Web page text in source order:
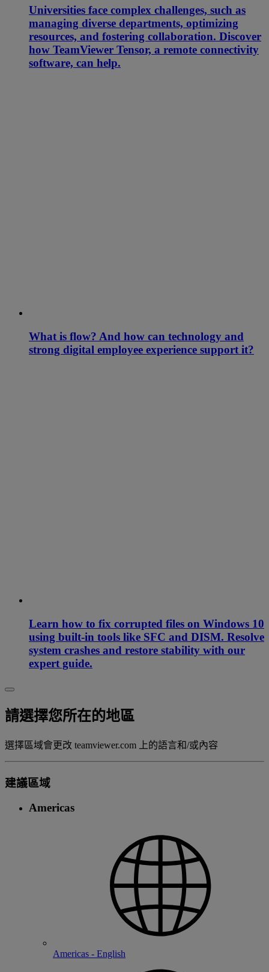
Universities face complex challenges, such as
managing diverse departments, optimizing
resources, and fostering collaboration. Discover
how TeamViewer Tensor, a remote connectivity
software, can help.
What is flow? And how can technology and
strong digital employee experience support it?
Learn how to fix corrupted files on Windows 10
using built-in tools like SFC and DISM. Resolve
system crashes and restore stability with our
expert guide.
請選擇您所在的地區
選擇區域會更改 teamviewer.com 上的語言和/或內容
建議區域
Americas
Americas - English